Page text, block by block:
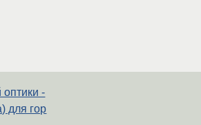
оптики -
для гор